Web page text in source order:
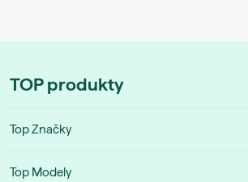
TOP produkty
Top Značky
Top Modely